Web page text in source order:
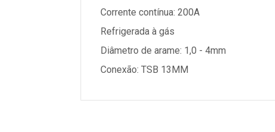
Corrente contínua: 200A
Refrigerada à gás
Diâmetro de arame: 1,0 - 4mm
Conexão: TSB 13MM